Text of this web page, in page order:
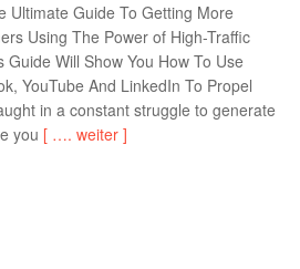
Ultimate Guide To Getting More
Using The Power of High-Traffic
Will Show You How To Use
YouTube And LinkedIn To Propel
in a constant struggle to generate
you [ …. weiter ]